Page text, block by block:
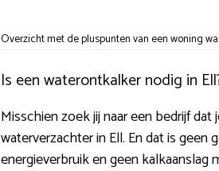
Overzicht met de pluspunten van een woning
Is een waterontkalker nodig in
Misschien zoek jij naar een bedrijf
waterverzachter in Ell. En dat is
energieverbruik en geen